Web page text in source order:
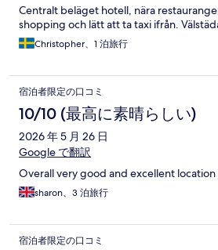
Centralt beläget hotell, nära
shopping och lätt att ta taxi ifrån.
Christopher、1 泊旅行
宿泊者限定の口コミ
10/10 (最高に素晴らしい)
2026 年 5 月 26 日
Google で翻訳
Overall very good and excellent location
sharon、3 泊旅行
宿泊者限定の口コミ